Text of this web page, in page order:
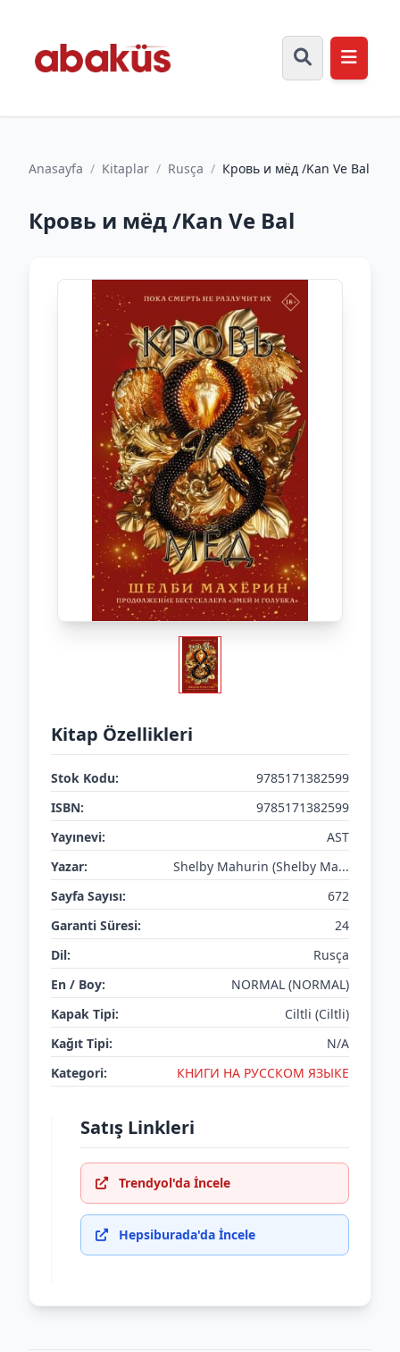
Anasayfa / Kitaplar / Rusça / Кровь и мёд /Kan Ve Bal
Кровь и мёд /Kan Ve Bal
Kitap Özellikleri
Stok Kodu:
9785171382599
ISBN:
9785171382599
Yayınevi:
AST
Yazar:
Shelby Mahurin (Shelby Ma...
Sayfa Sayısı:
672
Garanti Süresi:
24
Dil:
Rusça
En / Boy:
NORMAL (NORMAL)
Kapak Tipi:
Ciltli (Ciltli)
Kağıt Tipi:
N/A
Kategori:
КНИГИ НА РУССКОМ ЯЗЫКЕ
Satış Linkleri
Trendyol'da İncele
Hepsiburada'da İncele